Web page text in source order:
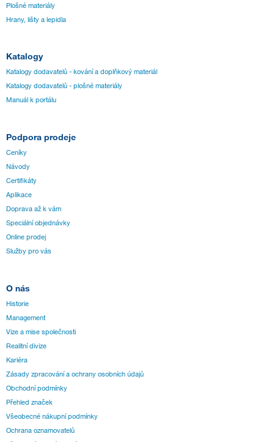
Plošné materiály
Hrany, lišty a lepidla
Katalogy
Katalogy dodavatelů - kování a doplňkový materiál
Katalogy dodavatelů - plošné materiály
Manuál k portálu
Podpora prodeje
Ceníky
Návody
Certifikáty
Aplikace
Doprava až k vám
Speciální objednávky
Online prodej
Služby pro vás
O nás
Historie
Management
Vize a mise společnosti
Realitní divize
Kariéra
Zásady zpracování a ochrany osobních údajů
Obchodní podmínky
Přehled značek
Všeobecné nákupní podmínky
Ochrana oznamovatelů